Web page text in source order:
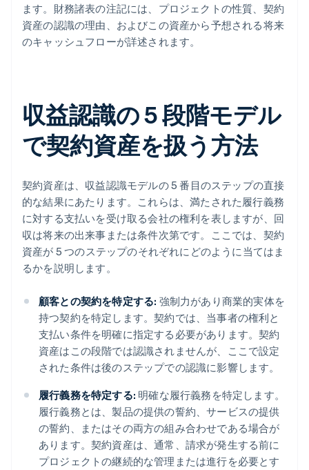
ます。財務諸表の注記には、プロジェクトの性質、契約
資産の認識の理由、およびこの資産から予想される将来
のキャッシュフローが詳述されます。
収益認識の 5 段階モデル
で契約資産を扱う方法
契約資産は、収益認識モデルの 5 番目のステップの直接
的な結果にあたります。これらは、満たされた履行義務
に対する支払いを受け取る会社の権利を表しますが、回
収は将来の出来事または条件次第です。ここでは、契約
資産が 5 つのステップのそれぞれにどのように当てはま
るかを説明します。
顧客との契約を特定する: 強制力があり商業的実体を
持つ契約を特定します。契約では、当事者の権利と
支払い条件を明確に指定する必要があります。契約
資産はこの段階では認識されませんが、ここで設定
された条件は後のステップでの認識に影響します。
履行義務を特定する: 明確な履行義務を特定します。
履行義務とは、製品の提供の誓約、サービスの提供
の誓約、またはその両方の組み合わせである場合が
あります。契約資産は、通常、請求が発生する前に
プロジェクトの継続的な管理または進行を必要とす